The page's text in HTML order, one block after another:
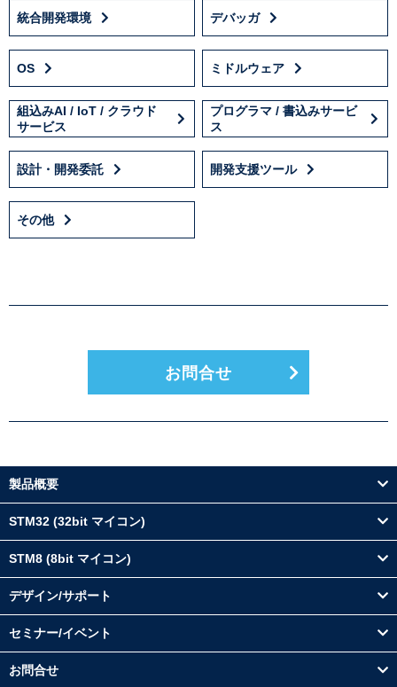
統合開発環境 デバッガ
OS ミドルウェア
組込みAI / IoT / クラウド
サービス
プログラマ / 書込みサービ
ス
設計・開発委託 開発支援ツール
その他
お問合せ
製品概要
STM32 (32bit マイコン)
STM8 (8bit マイコン)
デザイン/サポート
セミナー/イベント
お問合せ